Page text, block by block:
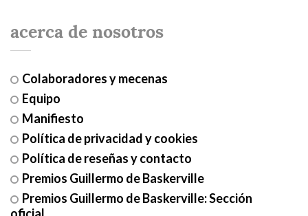
acerca de nosotros
Colaboradores y mecenas
Equipo
Manifiesto
Política de privacidad y cookies
Política de reseñas y contacto
Premios Guillermo de Baskerville
Premios Guillermo de Baskerville: Sección
oficial